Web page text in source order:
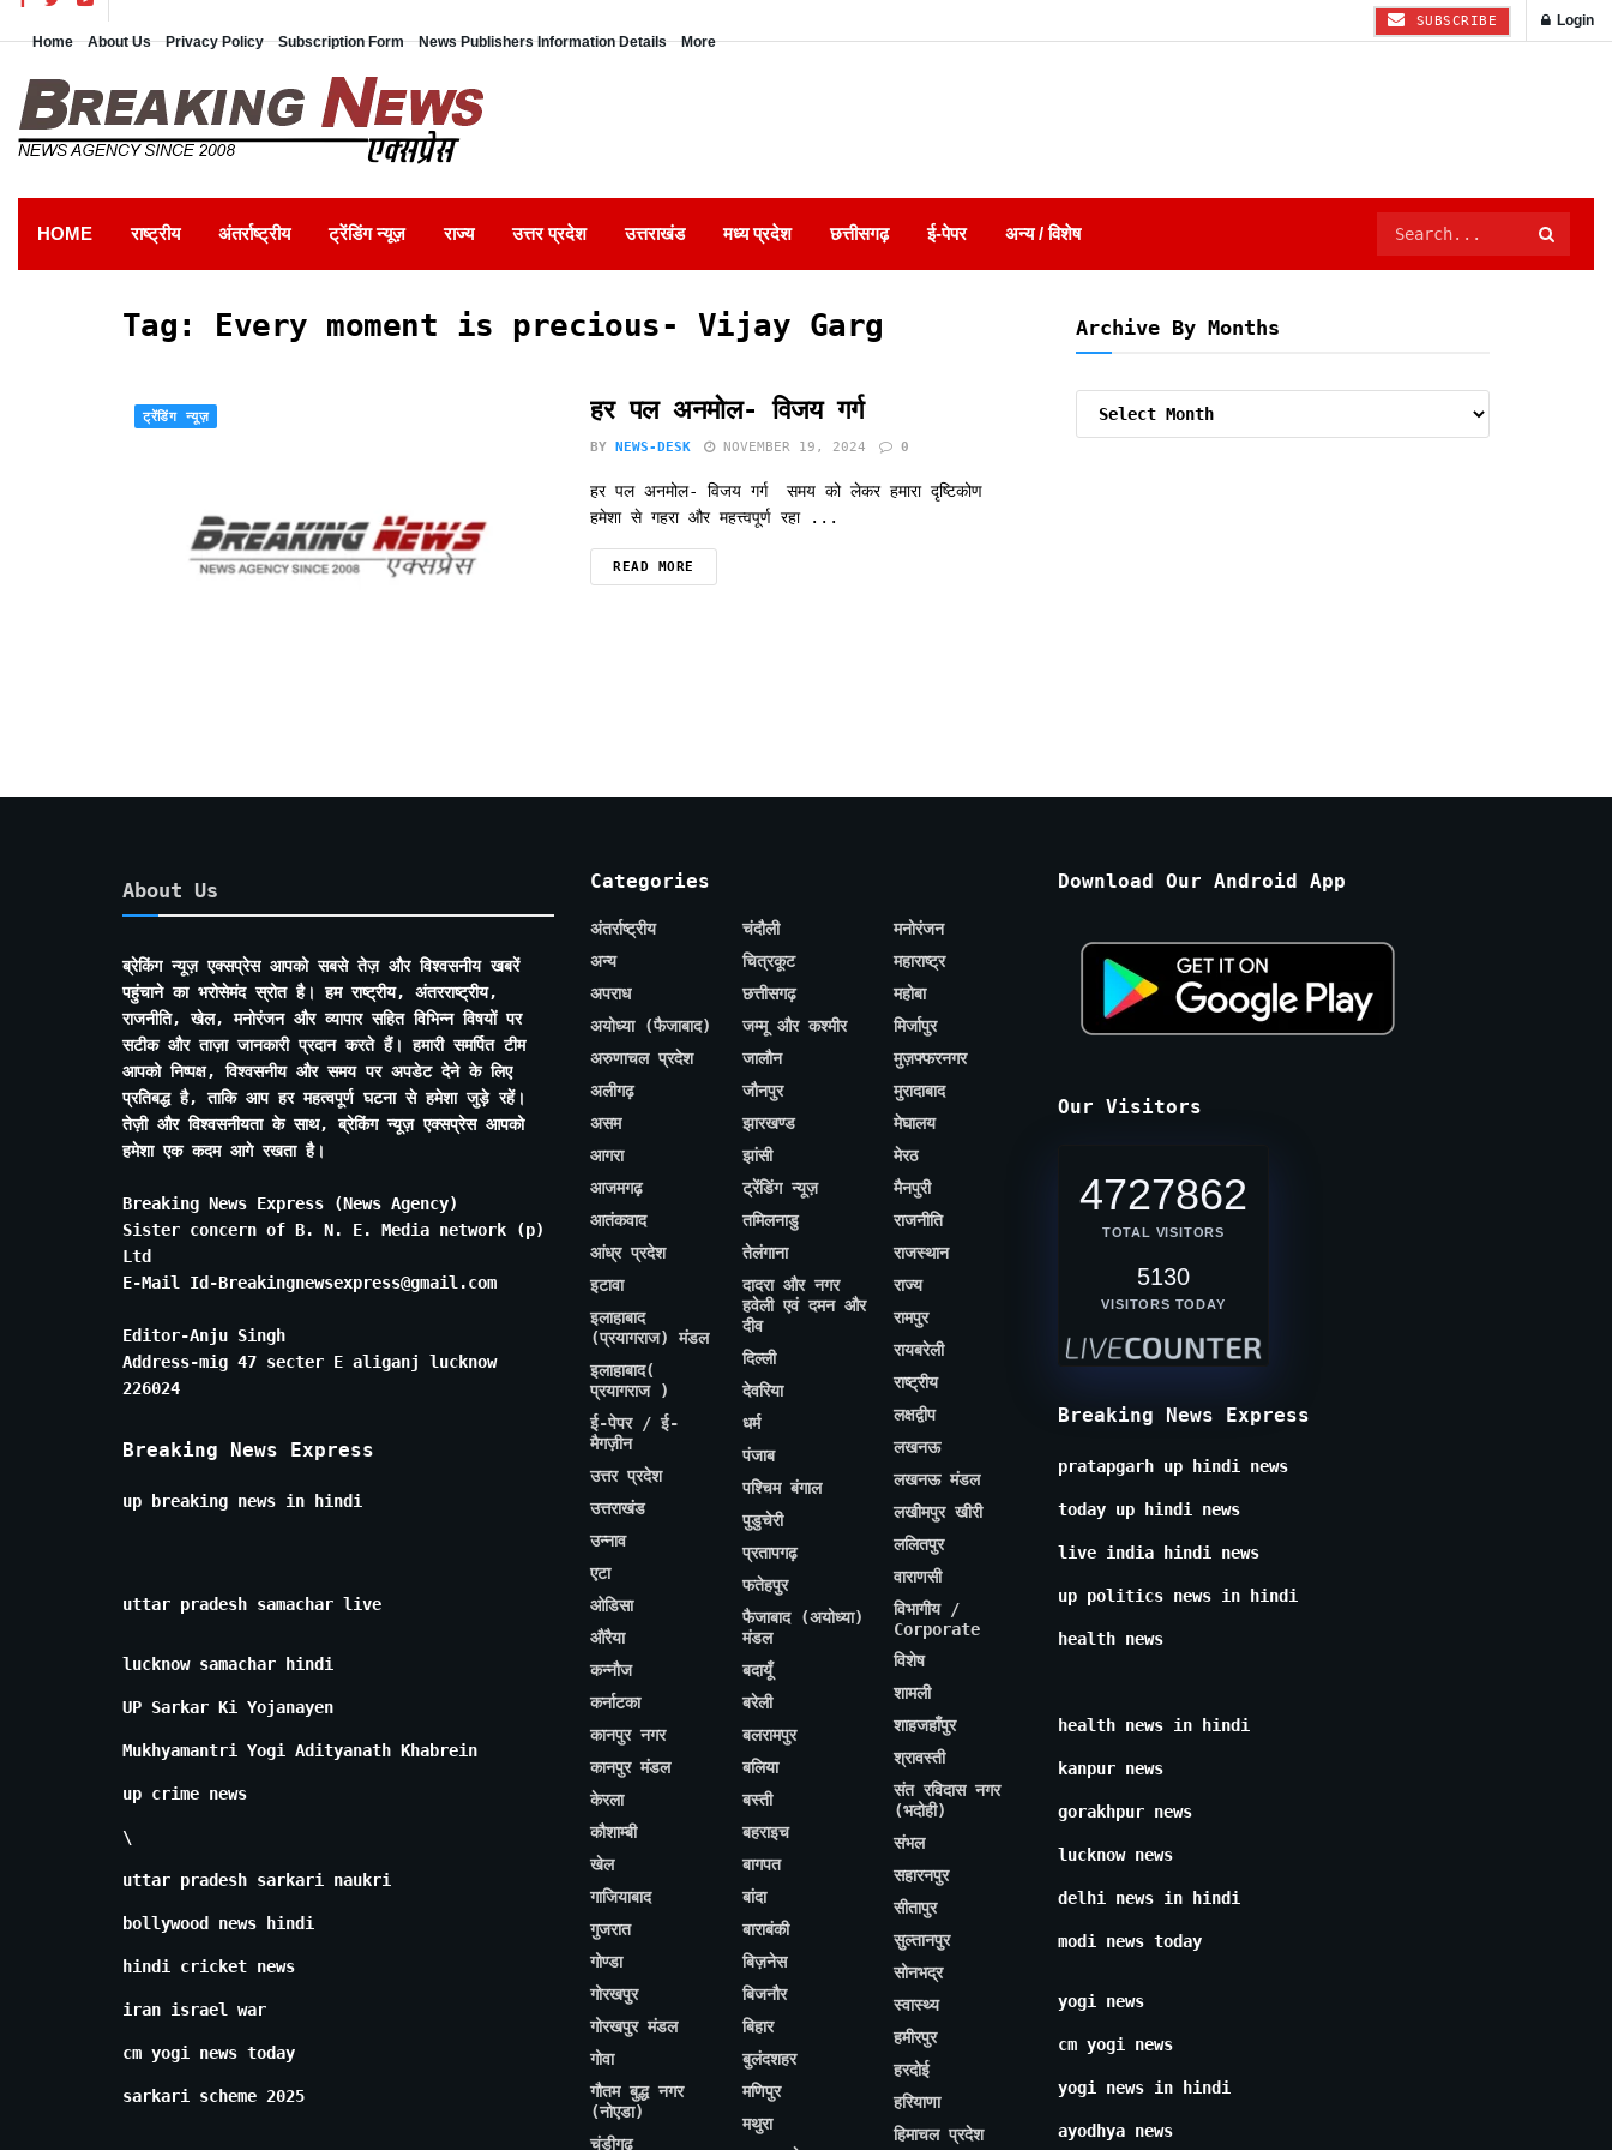
Home About Us Privacy Policy Subscription Form News Publishers Information Details More
SUBSCRIBE Login
HOME राष्ट्रीय अंतर्राष्ट्रीय ट्रेंडिंग न्यूज़ राज्य उत्तर प्रदेश उत्तराखंड मध्य प्रदेश छत्तीसगढ़ ई-पेपर अन्य / विशेष
Tag: Every moment is precious- Vijay Garg
ट्रेंडिंग न्यूज़ हर पल अनमोल- विजय गर्ग
BY NEWS-DESK NOVEMBER 19, 2024 0
हर पल अनमोल- विजय गर्ग समय को लेकर हमारा दृष्टिकोण
हमेशा से गहरा और महत्त्वपूर्ण रहा ...
READ MORE
Archive By Months
About Us
ब्रेकिंग न्यूज़ एक्सप्रेस आपको सबसे तेज़ और विश्वसनीय खबरें
पहुंचाने का भरोसेमंद स्रोत है। हम राष्ट्रीय, अंतरराष्ट्रीय,
राजनीति, खेल, मनोरंजन और व्यापार सहित विभिन्न विषयों पर
सटीक और ताज़ा जानकारी प्रदान करते हैं। हमारी समर्पित टीम
आपको निष्पक्ष, विश्वसनीय और समय पर अपडेट देने के लिए
प्रतिबद्ध है, ताकि आप हर महत्वपूर्ण घटना से हमेशा जुड़े रहें।
तेज़ी और विश्वसनीयता के साथ, ब्रेकिंग न्यूज़ एक्सप्रेस आपको
हमेशा एक कदम आगे रखता है।
Breaking News Express (News Agency)
Sister concern of B. N. E. Media network (p)
Ltd
E-Mail Id-Breakingnewsexpress@gmail.com
Editor-Anju Singh
Address-mig 47 secter E aliganj lucknow
226024
Breaking News Express
up breaking news in hindi
uttar pradesh samachar live
lucknow samachar hindi
UP Sarkar Ki Yojanayen
Mukhyamantri Yogi Adityanath Khabrein
up crime news
\
uttar pradesh sarkari naukri
bollywood news hindi
hindi cricket news
iran israel war
cm yogi news today
sarkari scheme 2025
Categories
अंतर्राष्ट्रीय
अन्य
अपराध
अयोध्या (फैजाबाद)
अरुणाचल प्रदेश
अलीगढ़
असम
आगरा
आजमगढ़
आतंकवाद
आंध्र प्रदेश
इटावा
इलाहाबाद
(प्रयागराज) मंडल
इलाहाबाद(
प्रयागराज )
ई-पेपर / ई-
मैगज़ीन
उत्तर प्रदेश
उत्तराखंड
उन्नाव
एटा
ओडिसा
औरैया
कन्नौज
कर्नाटका
कानपुर नगर
कानपुर मंडल
केरला
कौशाम्बी
खेल
गाजियाबाद
गुजरात
गोण्डा
गोरखपुर
गोरखपुर मंडल
गोवा
गौतम बुद्ध नगर
(नोएडा)
चंडीगढ़
चंदौली
चित्रकूट
छत्तीसगढ़
जम्मू और कश्मीर
जालौन
जौनपुर
झारखण्ड
झांसी
ट्रेंडिंग न्यूज़
तमिलनाडु
तेलंगाना
दादरा और नगर
हवेली एवं दमन और
दीव
दिल्ली
देवरिया
धर्म
पंजाब
पश्चिम बंगाल
पुडुचेरी
प्रतापगढ़
फतेहपुर
फैजाबाद (अयोध्या)
मंडल
बदायूँ
बरेली
बलरामपुर
बलिया
बस्ती
बहराइच
बागपत
बांदा
बाराबंकी
बिज़नेस
बिजनौर
बिहार
बुलंदशहर
मणिपुर
मथुरा
मनोरंजन
महाराष्ट्र
महोबा
मिर्जापुर
मुज़फ्फरनगर
मुरादाबाद
मेघालय
मेरठ
मैनपुरी
राजनीति
राजस्थान
राज्य
रामपुर
रायबरेली
राष्ट्रीय
लक्षद्वीप
लखनऊ
लखनऊ मंडल
लखीमपुर खीरी
ललितपुर
वाराणसी
विभागीय /
Corporate
विशेष
शामली
शाहजहाँपुर
श्रावस्ती
संत रविदास नगर
(भदोही)
संभल
सहारनपुर
सीतापुर
सुल्तानपुर
सोनभद्र
स्वास्थ्य
हमीरपुर
हरदोई
हरियाणा
हिमाचल प्रदेश
Download Our Android App
Our Visitors
4727862
TOTAL VISITORS
5130
VISITORS TODAY
Breaking News Express
pratapgarh up hindi news
today up hindi news
live india hindi news
up politics news in hindi
health news
health news in hindi
kanpur news
gorakhpur news
lucknow news
delhi news in hindi
modi news today
yogi news
cm yogi news
yogi news in hindi
ayodhya news